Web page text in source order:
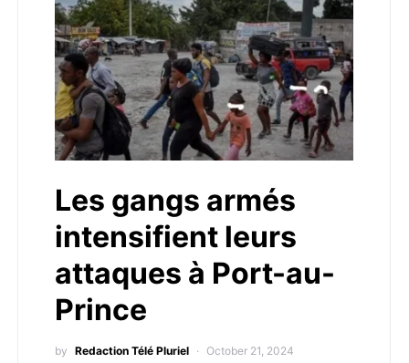
Les gangs armés
intensifient leurs
attaques à Port-au-
Prince
by Redaction Télé Pluriel October 21, 2024